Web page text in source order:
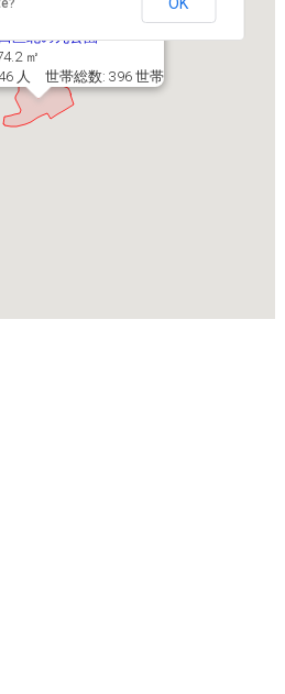
区北の丸公園
㎡
人 世帯総数: 396 世帯